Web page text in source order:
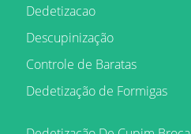
Dedetizacao
Descupinização
Controle de Baratas
Dedetização de Formigas